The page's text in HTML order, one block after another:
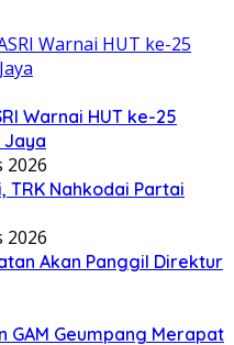
Warnai HUT ke-25
Jaya
2026
TRK Nahkodai Partai
2026
Akan Panggil Direktur
GAM Geumpang Merapat